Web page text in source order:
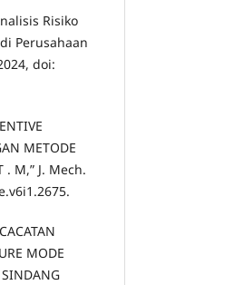
Risiko
Perusahaan
doi:
METODE
. M,” J. Mech.
MODE
SINDANG